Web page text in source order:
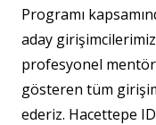
Programı
aday
profesyonel
gösteren tüm
ederiz. Hacettepe